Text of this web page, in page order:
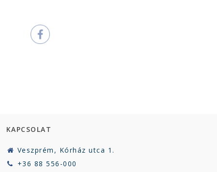
KAPCSOLAT
Veszprém, Kórház utca 1.
+36 88 556-000